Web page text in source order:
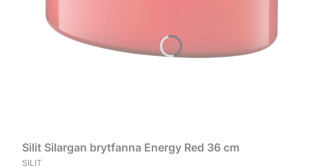
Silit Silargan brytfanna Energy Red 36 cm
PRODUCENT
SILIT